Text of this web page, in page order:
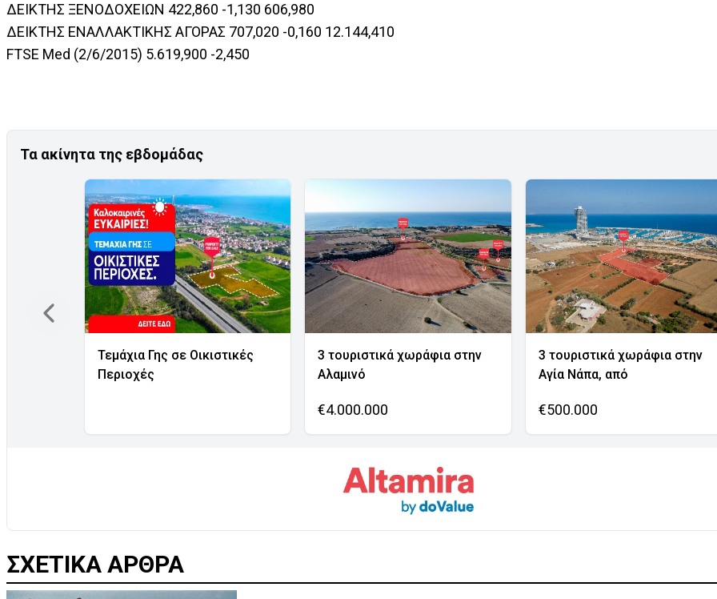
ΔΕΙΚΤΗΣ ΞΕΝΟΔΟΧΕΙΩΝ 422,860 -1,130 606,980
ΔΕΙΚΤΗΣ ΕΝΑΛΛΑΚΤΙΚΗΣ ΑΓΟΡΑΣ 707,020 -0,160 12.144,410
FTSE Med (2/6/2015) 5.619,900 -2,450
Τα ακίνητα της εβδομάδας
Τεμάχια Γης σε Οικιστικές
Περιοχές
3 τουριστικά χωράφια στην
Αλαμινό
€4.000.000
3 τουριστικά χωράφια στην
Αγία Νάπα, από
€500.000
ΣΧΕΤΙΚΑ ΑΡΘΡΑ